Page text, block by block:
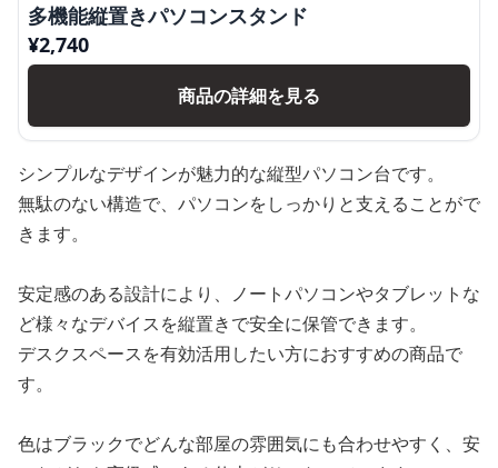
多機能縦置きパソコンスタンド
¥2,740
商品の詳細を見る
シンプルなデザインが魅力的な縦型パソコン台です。
無駄のない構造で、パソコンをしっかりと支えることがで
きます。
安定感のある設計により、ノートパソコンやタブレットな
ど様々なデバイスを縦置きで安全に保管できます。
デスクスペースを有効活用したい方におすすめの商品で
す。
色はブラックでどんな部屋の雰囲気にも合わせやすく、安